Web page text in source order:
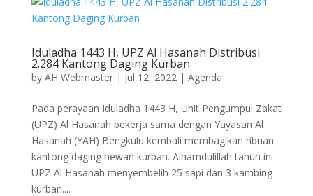
Iduladha 1443 H, UPZ Al Hasanah Distribusi
2.284 Kantong Daging Kurban
by AH Webmaster| Jul 12, 2022| Agenda
Pada perayaan Iduladha 1443 H, Unit Pengumpul Zakat
(UPZ) Al Hasanah bekerja sama dengan Yayasan Al
Hasanah (YAH) Bengkulu kembali membagikan ribuan
kantong daging hewan kurban. Alhamdulillah tahun ini
UPZ Al Hasanah menyembelih 25 sapi dan 3 kambing
kurban....